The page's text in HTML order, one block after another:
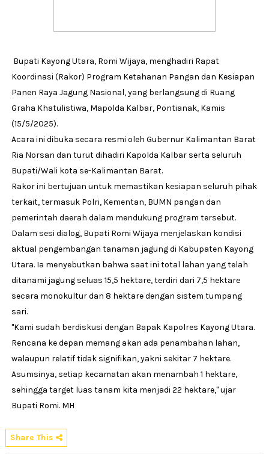
Bupati Kayong Utara, Romi Wijaya, menghadiri Rapat
Koordinasi (Rakor) Program Ketahanan Pangan dan Kesiapan
Panen Raya Jagung Nasional, yang berlangsung di Ruang
Graha Khatulistiwa, Mapolda Kalbar, Pontianak, Kamis
(15/5/2025).
Acara ini dibuka secara resmi oleh Gubernur Kalimantan Barat
Ria Norsan dan turut dihadiri Kapolda Kalbar serta seluruh
Bupati/Wali kota se-Kalimantan Barat.
Rakor ini bertujuan untuk memastikan kesiapan seluruh pihak
terkait, termasuk Polri, Kementan, BUMN pangan dan
pemerintah daerah dalam mendukung program tersebut.
Dalam sesi dialog, Bupati Romi Wijaya menjelaskan kondisi
aktual pengembangan tanaman jagung di Kabupaten Kayong
Utara. Ia menyebutkan bahwa saat ini total lahan yang telah
ditanami jagung seluas 15,5 hektare, terdiri dari 7,5 hektare
secara monokultur dan 8 hektare dengan sistem tumpang
sari.
"Kami sudah berdiskusi dengan Bapak Kapolres Kayong Utara.
Rencana ke depan memang akan ada penambahan lahan,
walaupun relatif tidak signifikan, yakni sekitar 7 hektare.
Asumsinya, setiap kecamatan akan menambah 1 hektare,
sehingga target luas tanam kita menjadi 22 hektare," ujar
Bupati Romi. MH
Share This